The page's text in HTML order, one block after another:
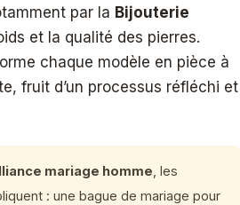
par la Bijouterie
et la qualité des pierres.
chaque modèle en pièce à
fruit d’un processus réfléchi et
mariage homme , les
: une bague de mariage pour